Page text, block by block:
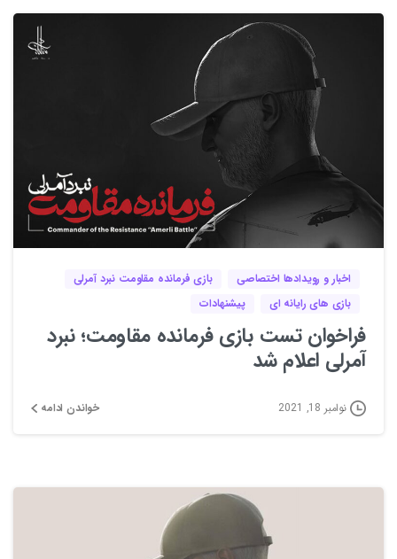
0
0
اخبار و رویدادها اختصاصی
بازی فرمانده مقاومت نبرد آمرلی
بازی های رایانه ای
پیشنهادات
فراخوان تست بازی فرمانده مقاومت؛ نبرد
آمرلی اعلام شد
نوامبر 18, 2021 خواندن ادامه